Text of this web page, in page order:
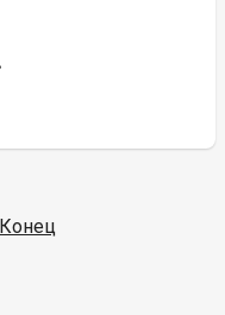
Конец